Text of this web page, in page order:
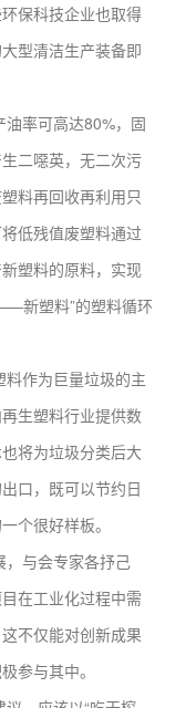
保科技企业也取得
型清洁生产装备即
率可高达80%，固
二噁英，无二次污
料再回收再利用只
低残值废塑料通过
塑料的原料，实现
塑料”的塑料循环
作为巨量垃圾的主
生塑料行业提供数
将为垃圾分类后大
口，既可以节约日
个很好样板。
与会专家各抒己
在工业化过程中需
不仅能对创新成果
参与其中。